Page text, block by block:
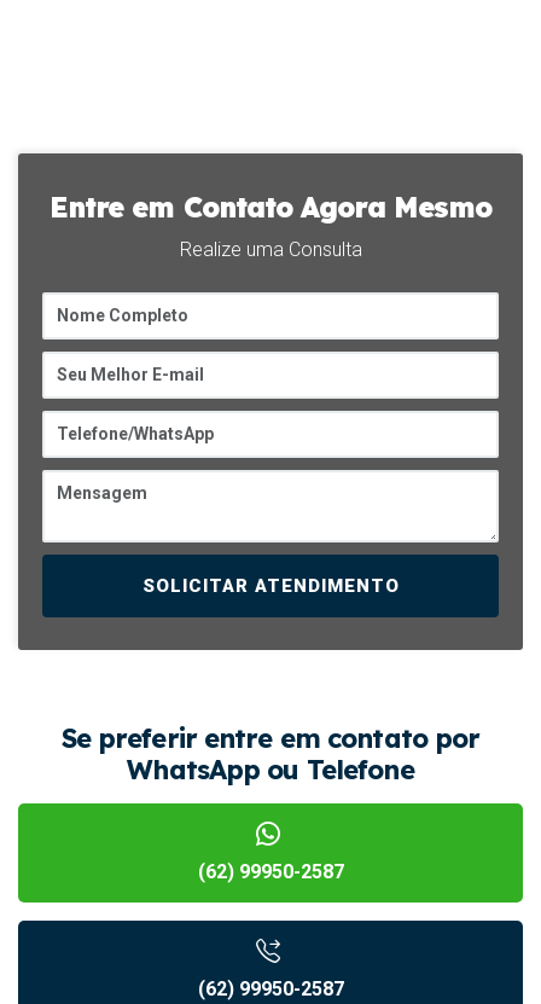
Entre em Contato Agora Mesmo
Realize uma Consulta
SOLICITAR ATENDIMENTO
Se preferir entre em contato por
WhatsApp ou Telefone
(62) 99950-2587
(62) 99950-2587